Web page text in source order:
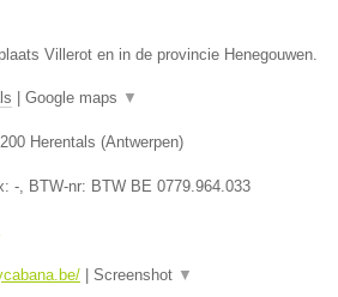
Villerot en in de provincie Henegouwen.
Google maps ▼
Herentals (Antwerpen)
- , BTW-nr: BTW BE 0779.964.033
Screenshot ▼